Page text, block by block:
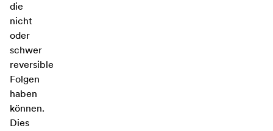
die
nicht
oder
schwer
reversible
Folgen
haben
können.
Dies